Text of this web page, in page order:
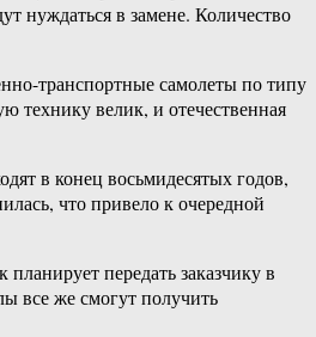
нуждаться в замене. Количество
транспортные самолеты по типу
технику велик, и отечественная
в конец восьмидесятых годов,
что привело к очередной
передать заказчику в
все же смогут получить